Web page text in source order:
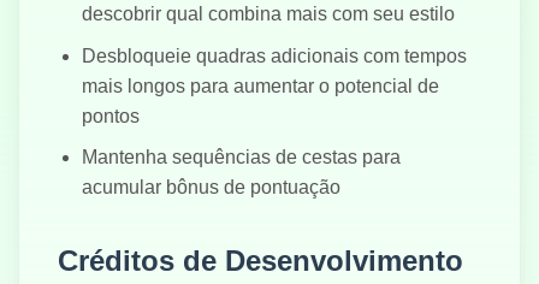
descobrir qual combina mais com seu estilo
Desbloqueie quadras adicionais com tempos
mais longos para aumentar o potencial de
pontos
Mantenha sequências de cestas para
acumular bônus de pontuação
Créditos de Desenvolvimento